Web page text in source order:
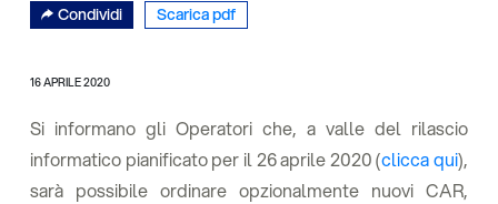
Condividi Scarica pdf
16 APRILE 2020
Si informano gli Operatori che, a valle del rilascio
informatico pianificato per il 26 aprile 2020 (clicca qui),
sarà possibile ordinare opzionalmente nuovi CAR,